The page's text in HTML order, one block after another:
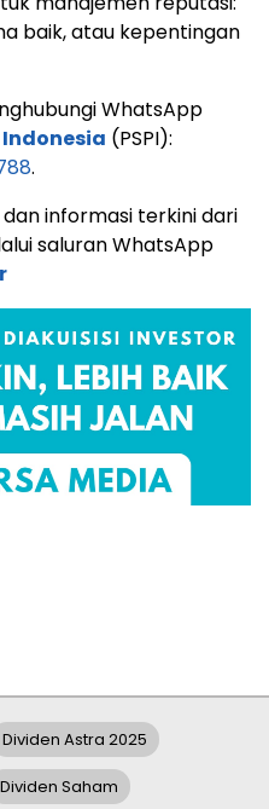
baik, atau kepentingan
WhatsApp
Indonesia (PSPI):
.
informasi terkini dari
saluran WhatsApp
Dividen Astra 2025
Dividen Saham